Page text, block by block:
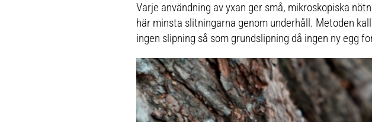
Varje användning av yxan ger små, mikroskopiska
här minsta slitningarna genom underhåll. Metoden
ingen slipning så som grundslipning då ingen ny egg